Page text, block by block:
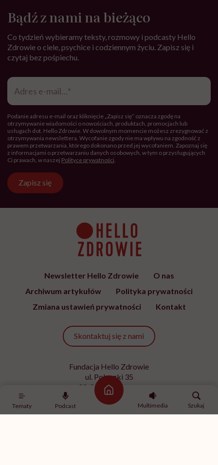
Tematy Podcast
Strona główna
Multimedia
Szukaj
Bądź z nami na bieżąco
Co tydzień wybieramy teksty, rozmowy i podcasty Hello
Zdrowie o ciele, psychice i codziennym życiu. Zapisz się i
czytaj bez pośpiechu.
Adres
mail*
Podanie adresu e-mail oraz kliknięcie „Zapisz się” oznacza zgodę na
otrzymywanie wiadomości o nowościach, produktach, promocjach lub
usługach dot. Hello Zdrowie. W dowolnym momencie możesz zrezygnować z
otrzymywania newslettera. Wycofanie zgody nie ma wpływu na zgodność z
prawem przetwarzania, którego dokonano przed jej wycofaniem. Zapoznaj się
z informacjami o przetwarzaniu danych osobowych, w tym o przysługujących
Ci prawach, w naszej Polityce prywatności
Zapisz się
Newsletter Hello Zdrowie
O nas
Archiwum artykułów
Polityka prywatności
Zmiana ustawień prywatności
Kontakt
Skontaktuj się z nami
Fundacja Hello Zdrowie
ul. Poleczki 35
02-822 Warszawa
NIP 9512613236
Kontakt z redakcją